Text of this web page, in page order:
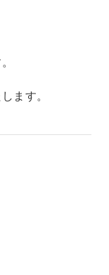
ます。